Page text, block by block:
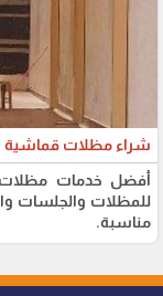
شراء مظلات قماشية
أفضل خدمات
للمظلات والجلسات
مناسبة.